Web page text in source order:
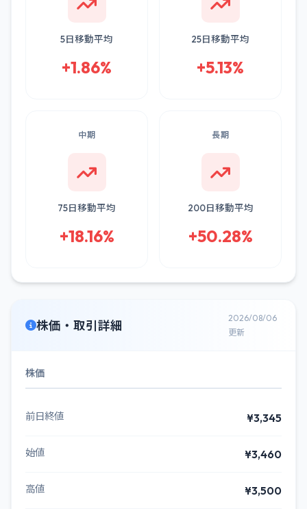
5日移動平均
+1.86%
25日移動平均
+5.13%
中期
75日移動平均
+18.16%
長期
200日移動平均
+50.28%
株価・取引詳細
2026/08/06
更新
株価
前日終値 ¥3,345
始値 ¥3,460
高値 ¥3,500